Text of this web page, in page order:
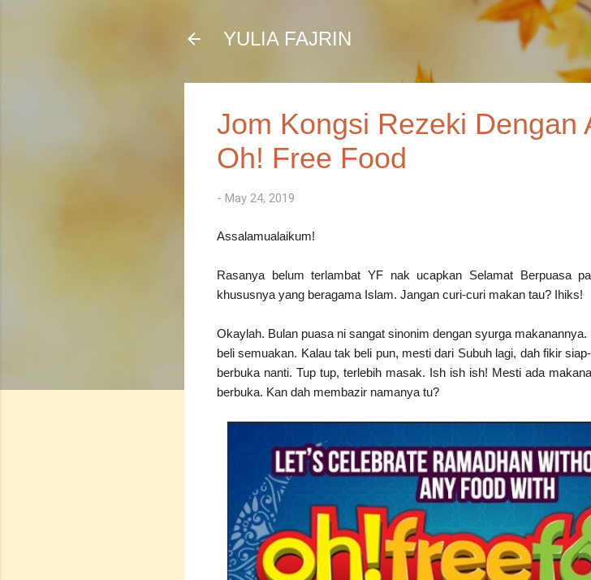
Skip to main
YULIA FAJRIN
Jom Kongsi Rezeki Dengan
Oh! Free Food
- May 24, 2019
Assalamualaikum!
Rasanya belum terlambat YF nak ucapkan Selamat Berpuasa
khususnya yang beragama Islam. Jangan curi-curi makan tau? Ihiks!
Okaylah. Bulan puasa ni sangat sinonim dengan syurga
beli semuakan. Kalau tak beli pun, mesti dari Subuh lagi, dah fikir
berbuka nanti. Tup tup, terlebih masak. Ish ish ish! Mesti ada
berbuka. Kan dah membazir namanya tu?